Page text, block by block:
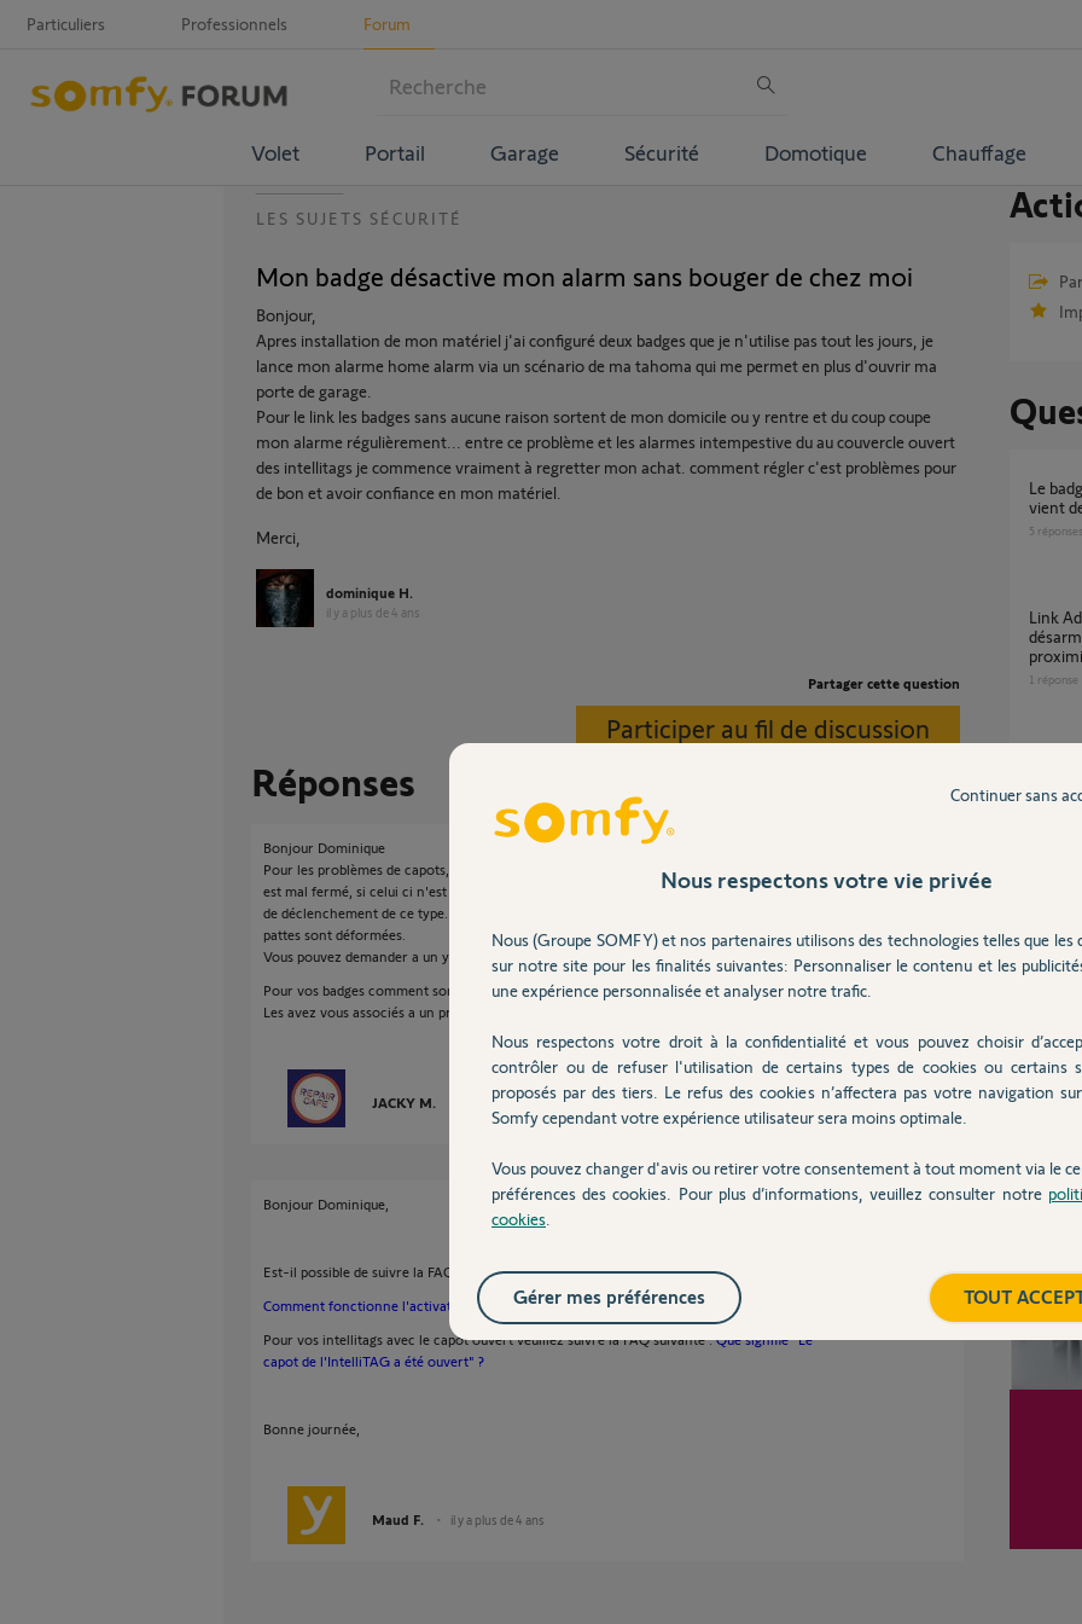
Particuliers Professionnels Forum
Volet Portail Garage Sécurité Domotique Chauffage
LES SUJETS SÉCURITÉ
Mon badge désactive mon alarm sans bouger de chez moi
Bonjour,
Apres installation de mon matériel j'ai configuré deux badges que je n'utilise pas tout les jours, je
lance mon alarme home alarm via un scénario de ma tahoma qui me permet en plus d'ouvrir ma
porte de garage.
Pour le link les badges sans aucune raison sortent de mon domicile ou y rentre et du coup coupe
mon alarme régulièrement... entre ce problème et les alarmes intempestive du au couvercle ouvert
des intellitags je commence vraiment à regretter mon achat. comment régler c'est problèmes pour
de bon et avoir confiance en mon matériel.
Merci,
dominique H.
il y a plus de 4 ans
Partager cette question
Participer au fil de discussion
Réponses
Bonjour Dominique
Pour les problèmes de capots, quand vous avez un déclenchement indiquant que le capot
est mal fermé, si celui ci n'est pas tombé par terre, n'y touché surtout pas. Il n'y aura plus
de déclenchement de ce type. Si vous réappuyer sur le capot ça recommencera car les
pattes sont déformées.
Vous pouvez demander a un yello de vous renvoyer des capots neufs.
Pour vos badges comment sont ils installés.
Les avez vous associés a un profil ou sont ils non affectés ?
JACKY M. il y a plus de 4 ans
Bonjour Dominique,
Est-il possible de suivre la FAQ ci-dessous :
Comment fonctionne l'activation intelligente ?
Pour vos intellitags avec le capot ouvert veuillez suivre la FAQ suivante :Que signifie "Le
capot de l'IntelliTAG a été ouvert" ?
Bonne journée,
Maud F. il y a plus de 4 ans
Le badge désactive l’alarme alors que l’on
vient
5 réponses
Link Advanced : pourquoi le mode nuit se
1 réponse
Info
Problème Alarme fantôme dans Somfy
Protect
Nous respectons votre vie privée
Nous (Groupe SOMFY) et nos partenaires utilisons des technologies telles que les
sur notre site pour les finalités suivantes: Personnaliser le contenu et les
une expérience personnalisée et analyser notre trafic.
Nous respectons votre droit à la confidentialité et vous pouvez choisir
contrôler ou de refuser l'utilisation de certains types de cookies ou certains
proposés par des tiers. Le refus des cookies n’affectera pas votre navigation
Somfy cependant votre expérience utilisateur sera moins optimale.
Vous pouvez changer d'avis ou retirer votre consentement à tout moment via le
préférences des cookies. Pour plus d’informations, veuillez consulter notre
cookies
Continuer sans
TOUT
Gérer mes préférences